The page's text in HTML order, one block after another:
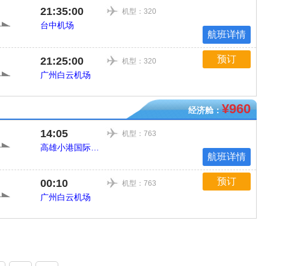
21:35:00
台中机场
机型：320
航班详情
21:25:00
广州白云机场
机型：320 预订
经济舱：¥960
14:05 机型：763
航班详情
00:10
广州白云机场
机型：763 预订